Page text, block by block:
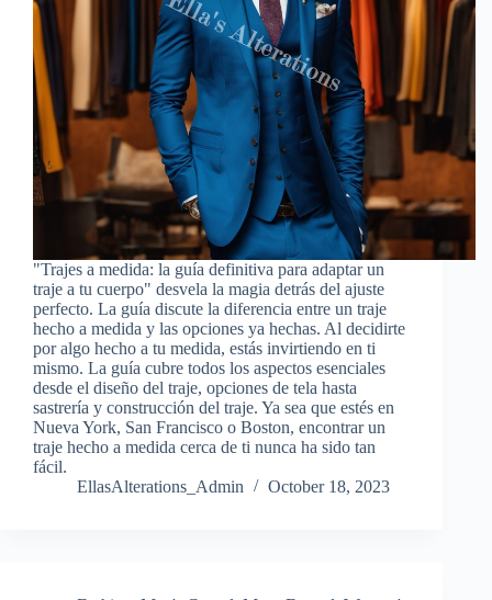
"Trajes a medida: la guía definitiva para adaptar un
traje a tu cuerpo" desvela la magia detrás del ajuste
perfecto. La guía discute la diferencia entre un traje
hecho a medida y las opciones ya hechas. Al decidirte
por algo hecho a tu medida, estás invirtiendo en ti
mismo. La guía cubre todos los aspectos esenciales
desde el diseño del traje, opciones de tela hasta
sastrería y construcción del traje. Ya sea que estés en
Nueva York, San Francisco o Boston, encontrar un
traje hecho a medida cerca de ti nunca ha sido tan
fácil.
EllasAlterations_Admin
October 18, 2023